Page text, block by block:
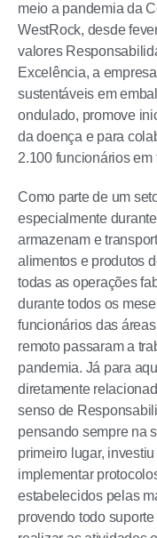
meio a pandemia da
WestRock, desde
valores
Excelência, a
sustentáveis em
ondulado, promove
da doença e para
2.100 funcionários em
Como parte de um
especialmente
armazenam e
alimentos e produtos
todas as operações
durante todos os
funcionários das
remoto passaram a
pandemia. Já para
diretamente
senso de
pensando sempre na
primeiro lugar,
implementar
estabelecidos pelas
provendo todo